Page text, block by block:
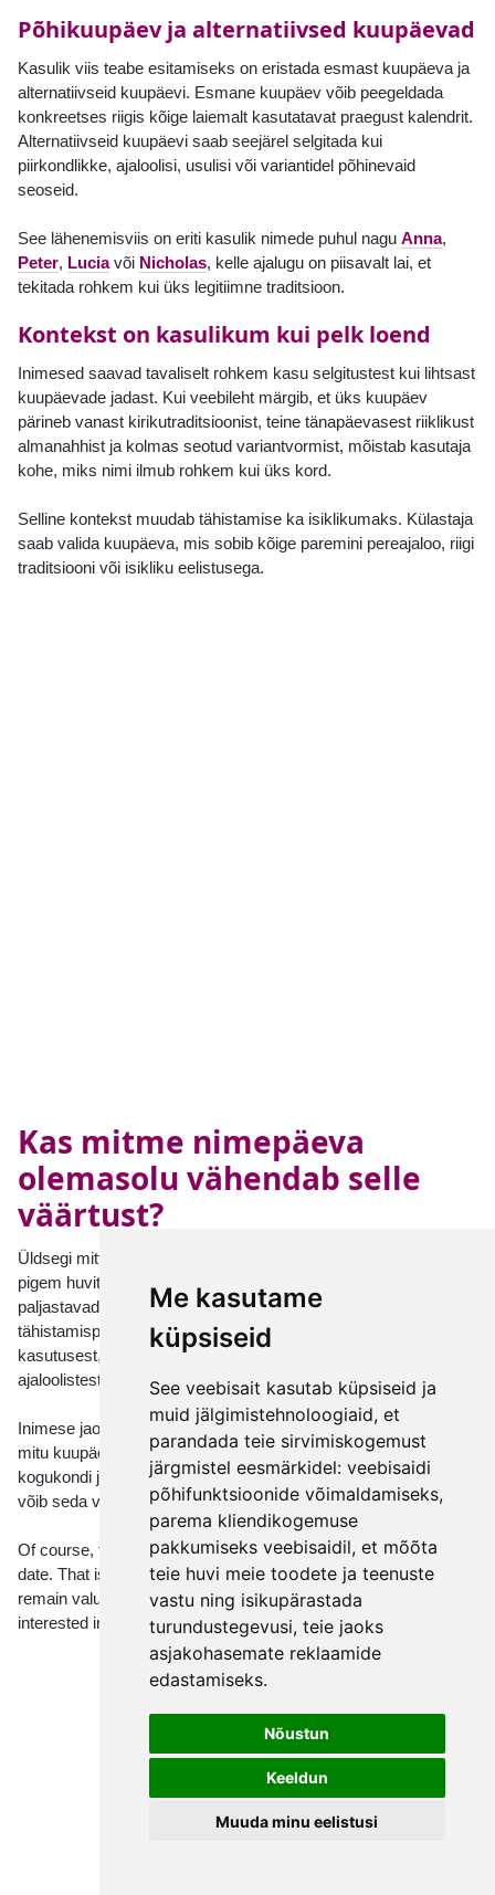
Me kasutame
küpsiseid
See veebisait kasutab küpsiseid ja
muid jälgimistehnoloogiaid, et
parandada teie sirvimiskogemust
järgmistel eesmärkidel: veebisaidi
põhifunktsioonide võimaldamiseks,
parema kliendikogemuse
pakkumiseks veebisaidil, et mõõta
teie huvi meie toodete ja teenuste
vastu ning isikupärastada
turundustegevusi, teie jaoks
asjakohasemate reklaamide
edastamiseks.
Nõustun
Keeldun
Muuda minu eelistusi
Põhikuupäev ja alternatiivsed kuupäevad
Kasulik viis teabe esitamiseks on eristada esmast kuupäeva ja
alternatiivseid kuupäevi. Esmane kuupäev võib peegeldada
konkreetses riigis kõige laiemalt kasutatavat praegust kalendrit.
Alternatiivseid kuupäevi saab seejärel selgitada kui
piirkondlikke, ajaloolisi, usulisi või variantidel põhinevaid
seoseid.
See lähenemisviis on eriti kasulik nimede puhul nagu Anna,
Peter, Luciavõi Nicholas, kelle ajalugu on piisavalt lai, et
tekitada rohkem kui üks legitiimne traditsioon.
Kontekst on kasulikum kui pelk loend
Inimesed saavad tavaliselt rohkem kasu selgitustest kui lihtsast
kuupäevade jadast. Kui veebileht märgib, et üks kuupäev
pärineb vanast kirikutraditsioonist, teine tänapäevasest riiklikust
almanahhist ja kolmas seotud variantvormist, mõistab kasutaja
kohe, miks nimi ilmub rohkem kui üks kord.
Selline kontekst muudab tähistamise ka isiklikumaks. Külastaja
saab valida kuupäeva, mis sobib kõige paremini pereajaloo, riigi
traditsiooni või isikliku eelistusega.
Kas mitme nimepäeva
olemasolu vähendab selle
väärtust?
Üldsegi mitte. Paljudel juhtudel muudavad mitu nimepäeva nime
pigem huvitavamaks kui vähem tähendusrikkaks. Need
paljastavad sügavama kultuuriloo. Mitme võimaliku
tähistamispäevaga nimi kannab endas sageli tõendeid pikast
kasutusest, laialdasest geograafilisest levikust ja tugevatest
ajaloolistest juurtest.
Inimese jaoks nimega Catherine või David
mitu kuupäeva näidata, et nimi on puudutanud paljusid
kogukondi ja ajastuid. Selle asemel, et näha selles ebakindlust,
võib seda vaadelda järjepidevuse ja rikkuse märgina.
Of course, for everyday use many people still prefer one simple
date. That is practical. But the existence of alternative days can
remain valuable background knowledge, especially for families
interested in ancestry, religion, or regional tradition.